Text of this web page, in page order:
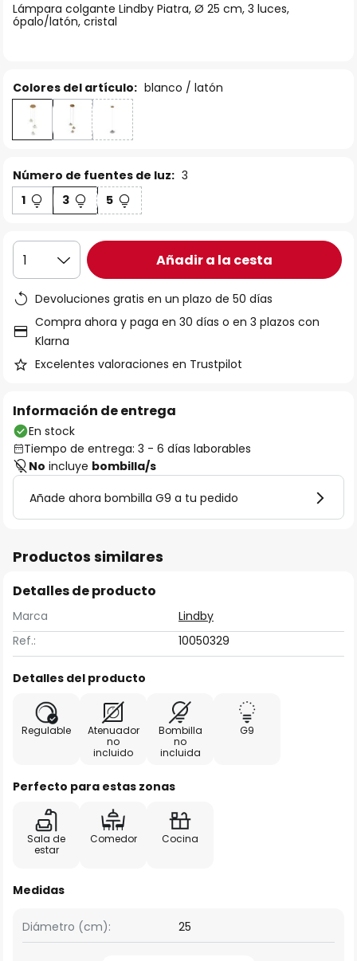
galería
de
Lámpara colgante Lindby Piatra, Ø 25 cm, 3 luces,
ópalo/latón, cristal
Colores del artículo: blanco / latón
Número de fuentes de luz: 3
1
3 5
1 Añadir a la cesta
Devoluciones gratis en un plazo de 50 días
Compra ahora y paga en 30 días o en 3 plazos con
Klarna
Excelentes valoraciones en Trustpilot
Información de entrega
En stock
Tiempo de entrega: 3 - 6 días laborables
No incluye bombilla/s
Añade ahora bombilla G9 a tu pedido
Productos similares
Detalles de producto
Marca
Lindby
Ref.:
10050329
Detalles del producto
Regulable
Atenuador
no
incluido
Bombilla
no
incluida
G9
Perfecto para estas zonas
Sala de
estar
Comedor Cocina
Medidas
Diámetro (cm): 25